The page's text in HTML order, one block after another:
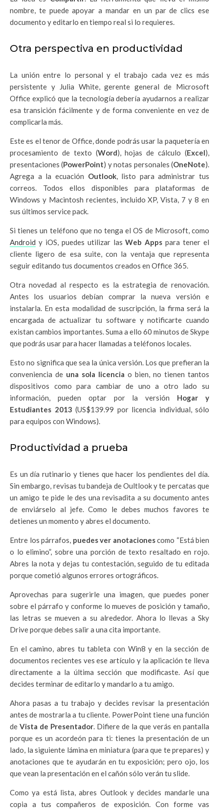
nombre, te puede apoyar a mandar en un par de clics ese
documento y editarlo en tiempo real si lo requieres.
Otra perspectiva en productividad
La unión entre lo personal y el trabajo cada vez es más
persistente y Julia White, gerente general de Microsoft
Office explicó que la tecnología debería ayudarnos a realizar
esa transición fácilmente y de forma conveniente en vez de
complicarla más.
Este es el tenor de Office, donde podrás usar la paquetería en
procesamiento de texto (Word), hojas de cálculo (Excel),
presentaciones (PowerPoint) y notas personales (OneNote).
Agrega a la ecuación Outlook, listo para administrar tus
correos. Todos ellos disponibles para plataformas de
Windows y Macintosh recientes, incluido XP, Vista, 7 y 8 en
sus últimos service pack.
Si tienes un teléfono que no tenga el OS de Microsoft, como
Android y iOS, puedes utilizar lasWeb Apps para tener el
cliente ligero de esa suite, con la ventaja que representa
seguir editando tus documentos creados en Office 365.
Otra novedad al respecto es la estrategia de renovación.
Antes los usuarios debían comprar la nueva versión e
instalarla. En esta modalidad de suscripción, la firma será la
encargada de actualizar tu software y notificarte cuando
existan cambios importantes. Suma a ello 60 minutos de Skype
que podrás usar para hacer llamadas a teléfonos locales.
Esto no significa que sea la única versión. Los que prefieran la
conveniencia de una sola licencia o bien, no tienen tantos
dispositivos como para cambiar de uno a otro lado su
información, pueden optar por la versión Hogar y
Estudiantes 2013 (US$139.99 por licencia individual, sólo
para equipos con Windows).
Productividad a prueba
Es un día rutinario y tienes que hacer los pendientes del día.
Sin embargo, revisas tu bandeja de Oultlook y te percatas que
un amigo te pide le des una revisadita a su documento antes
de enviárselo al jefe. Como le debes muchos favores te
detienes un momento y abres el documento.
Entre los párrafos, puedes ver anotacionescomo “Está bien
o lo elimino”, sobre una porción de texto resaltado en rojo.
Abres la nota y dejas tu contestación, seguido de tu editada
porque cometió algunos errores ortográficos.
Aprovechas para sugerirle una imagen, que puedes poner
sobre el párrafo y conforme lo mueves de posición y tamaño,
las letras se mueven a su alrededor. Ahora lo llevas a Sky
Drive porque debes salir a una cita importante.
En el camino, abres tu tableta con Win8 y en la sección de
documentos recientes ves ese artículo y la aplicación te lleva
directamente a la última sección que modificaste. Así que
decides terminar de editarlo y mandarlo a tu amigo.
Ahora pasas a tu trabajo y decides revisar la presentación
antes de mostrarla a tu cliente. PowerPoint tiene una función
de Vista de Presentador. Difiere de la que verás en pantalla
porque es un acordeón para ti: tienes la presentación de un
lado, la siguiente lámina en miniatura (para que te prepares) y
anotaciones que te ayudarán en tu exposición; pero ojo, los
que vean la presentación en el cañón sólo verán tu slide.
Como ya está lista, abres Outlook y decides mandarle una
copia a tus compañeros de exposición. Con forme vas